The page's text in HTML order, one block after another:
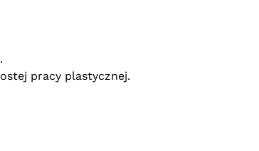
pracy plastycznej.